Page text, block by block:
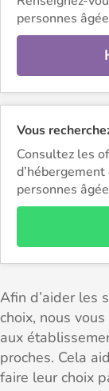
personnes
Vous
Consultez les
personnes
Afin d’aider les
choix, nous
aux
proches. Cela
faire leur choix